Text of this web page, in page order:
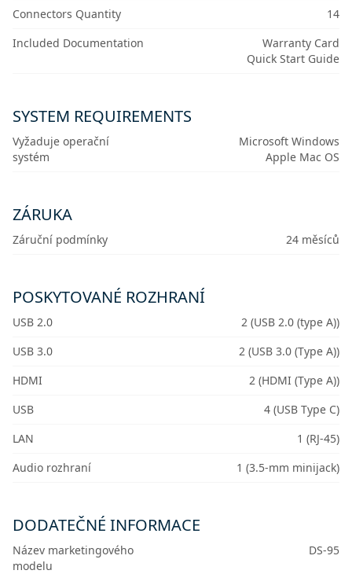
Connectors Quantity
14
Included Documentation
Warranty Card
Quick Start Guide
SYSTEM REQUIREMENTS
Vyžaduje operační
systém
Microsoft Windows
Apple Mac OS
ZÁRUKA
Záruční podmínky 24 měsíců
POSKYTOVANÉ ROZHRANÍ
USB 2.0
2 (USB 2.0 (type A))
USB 3.0
2 (USB 3.0 (Type A))
HDMI
2 (HDMI (Type A))
USB
4 (USB Type C)
LAN
1 (RJ-45)
Audio rozhraní
1 (3.5-mm minijack)
DODATEČNÉ INFORMACE
Název marketingového
modelu
DS-95